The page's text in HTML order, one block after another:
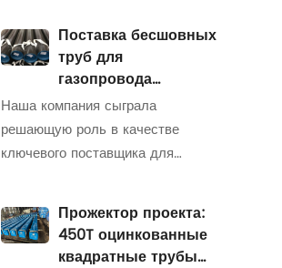
оцинкованные сварные трубы
(DN250
емкостью 300 000 тонн в день в
сложной морской среде. Проект
включал поставку труб LSAW
(OD711mm и
OD508mm,thickness16-18mm),
изготовленных из стали ASTM
A252-grade с серией Hardtop
Поставка бесшовных
труб для
газопровода
Казахстан-Китай
Наша компания сыграла
решающую роль в качестве
ключевого поставщика для
стратегического энергетического
инфраструктурного проекта,
соединяющего обширные
Прожектор проекта:
450T оцинкованные
квадратные трубы